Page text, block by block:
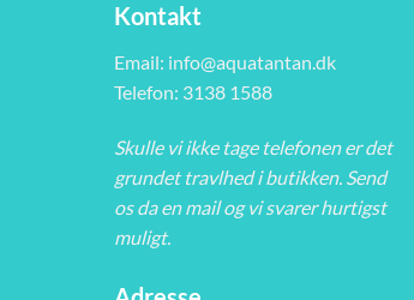
Kontakt
Email: info@aquatantan.dk
Telefon: 3138 1588
Skulle vi ikke tage telefonen er det
grundet travlhed i butikken. Send
os da en mail og vi svarer hurtigst
muligt.